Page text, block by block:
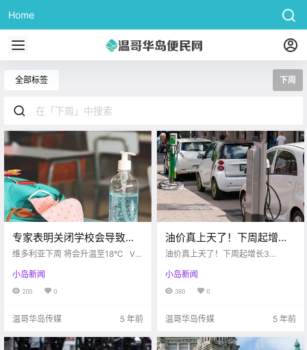
Home
全部标签 下周
专家表明关闭学校会导致疫
情激增？Ferry被迫中途掉头
维多利亚下周 将会升温至18°C Vic
据加拿大环境部报道 从下周四开始
维多利亚天气将会升温至18°C 岛上
小岛新闻
200 0
温哥华岛传媒 5 年前
油价真上天了！下周起增长
33%？！碳税这东西咋下不
油价真上天了！下周起增长3
小岛新闻
380 0
温哥华岛传媒 5 年前